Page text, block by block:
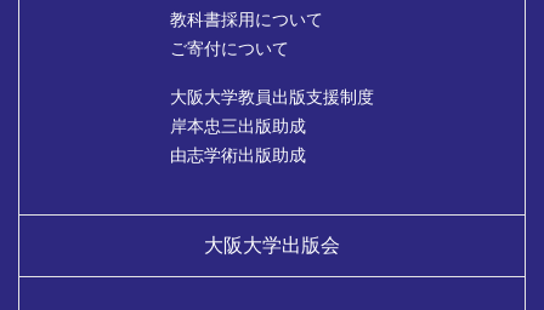
教科書採用について
ご寄付について
大阪大学教員出版支援制度
岸本忠三出版助成
由志学術出版助成
大阪大学出版会